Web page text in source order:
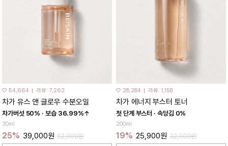
♡ 54,664 리뷰: 7,262
차가 유스 앤 글로우 수분오일
차가버섯 50% · 보습 36.99%↑
30ml
25% 39,000원 52,000원
♡ 28,284 리뷰: 1,158
차가 에너지 부스터 토너
첫 단계 부스터 · 속당김 0%
200ml
19% 25,900원 32,000원